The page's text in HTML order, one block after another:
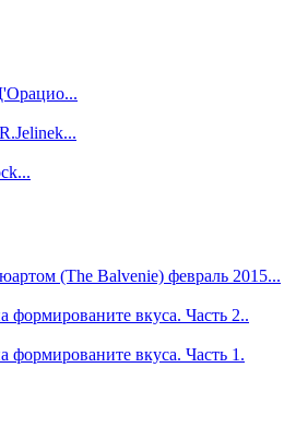
(The Balvenie) февраль 2015...
формированите вкуса. Часть 2..
формированите вкуса. Часть 1.